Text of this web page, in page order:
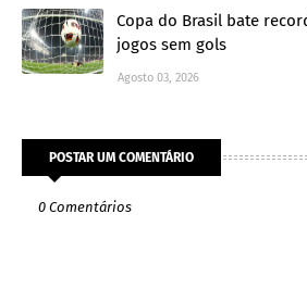
Copa do Brasil bate
jogos sem gols
Agosto 03, 2026
POSTAR UM COMENTÁRIO
0 Comentários